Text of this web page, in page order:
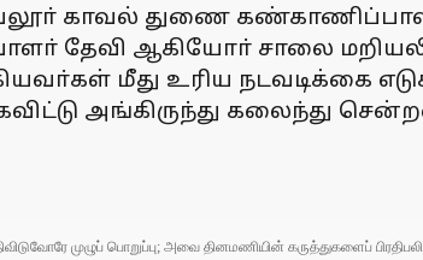
காவல் துணை
தேவி ஆகியோா் சாலை
மீது உரிய நடவடிக்கை
அங்கிருந்து கலைந்து
முழுப் பொறுப்பு; அவை தினமணியின் கருத்துகளைப்